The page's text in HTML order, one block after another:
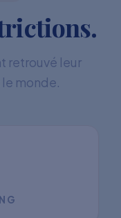
retrouvé leur
monde.